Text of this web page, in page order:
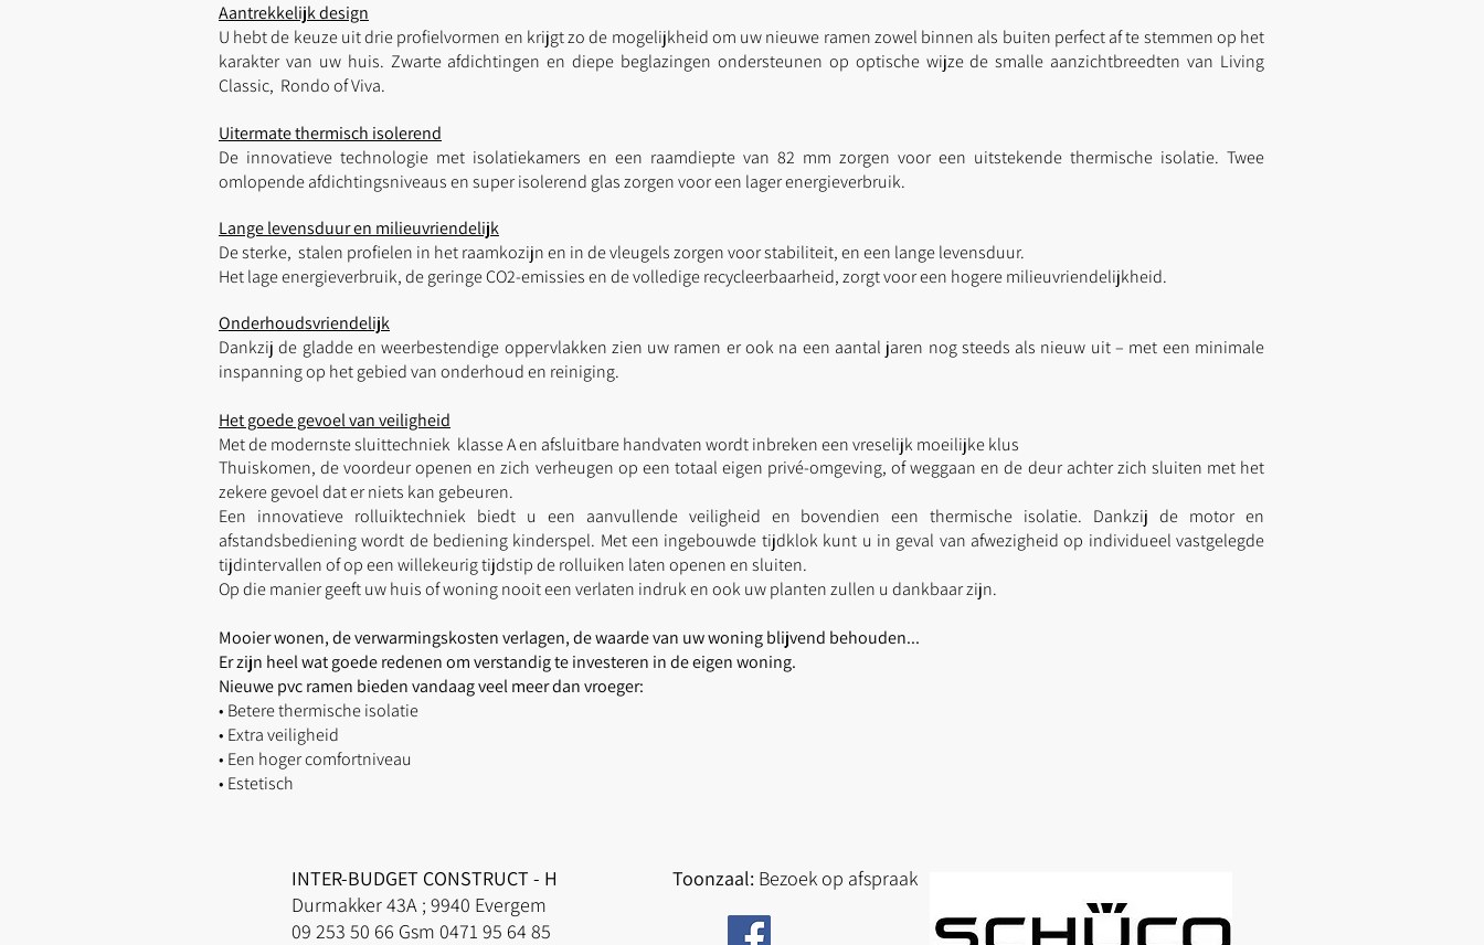
Aantrekkelijk design
U hebt de keuze uit drie profielvormen en krijgt zo de mogelijkheid om uw nieuwe ramen zowel binnen als buiten perfect af te stemmen op het
karakter van uw huis. Zwarte afdichtingen en diepe beglazingen ondersteunen op optische wijze de smalle aanzichtbreedten van Living
Classic, Rondo of Viva.
Uitermate thermisch isolerend
De innovatieve technologie met isolatiekamers en een raamdiepte van 82 mm zorgen voor een uitstekende thermische isolatie. Twee
omlopende afdichtingsniveaus en super isolerend glas zorgen vooreen lager energieverbruik.
Lange levensduur en milieuvriendelijk
De sterke, stalen profielen in het raamkozijn en in de vleugels zorgen voor stabiliteit, en een lange levensduur.
Het lage energieverbruik, de geringe CO2-emissies en de volledige recycleerbaarheid, zorgt voor een hogere milieuvriendelijkheid.
Onderhoudsvriendelijk
Dankzij de gladde en weerbestendige oppervlakken zien uw ramen er ook na een aantal jaren nog steeds als nieuw uit – met een minimale
inspanning op het gebied van onderhoud en reiniging.
Het goede gevoel van veiligheid
Met de modernste sluittechniek klasse A en afsluitbare handvaten wordt inbreken een vreselijk moeilijke klus
Thuiskomen, de voordeur openen en zich verheugen op een totaal eigen privé-omgeving, of weggaan en de deur achter zich sluiten met het
zekere gevoel dat er niets kan gebeuren.
Een innovatieve rolluiktechniek biedt u een aanvullende veiligheid en bovendien een thermische isolatie. Dankzij de motor en
afstandsbediening wordt de bediening kinderspel. Met een ingebouwde tijdklok kunt u in geval van afwezigheid op individueel vastgelegde
tijdintervallen of op een willekeurig tijdstip de rolluiken laten openen en sluiten.
Op die manier geeft uw huisof woning nooit een verlaten indruk en ook uw planten zullen u dankbaar zijn.
Mooier wonen, de verwarmingskosten verlagen, de waarde van uw woning blijvend behouden...
Er zijn heel wat goede redenen om verstandig te investeren in de eigen woning.
Nieuwe pvc ramen bieden vandaag veel meer dan vroeger:
• Betere thermische isolatie
• Extra veiligheid
• Een hoger comfortniveau
• Estetisch
INTER-BUDGET CONSTRUCT - H Toonzaal: Bezoek op afspraak
Durmakker 43A ; 9940 Evergem
09 253 50 66 Gsm 0471 95 64 85